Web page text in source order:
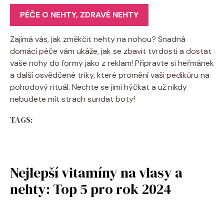
PÉČE O NEHTY, ZDRAVÉ NEHTY
Zajímá vás, jak změkčit nehty na nohou? Snadná
domácí péče vám ukáže, jak se zbavit tvrdosti a dostat
vaše nohy do formy jako z reklam! Připravte si heřmánek
a další osvědčené triky, které promění vaši pedikúru na
pohodový rituál. Nechte se jimi hýčkat a už nikdy
nebudete mít strach sundat boty!
TAGS:
Nejlepší vitamíny na vlasy a
nehty: Top 5 pro rok 2024